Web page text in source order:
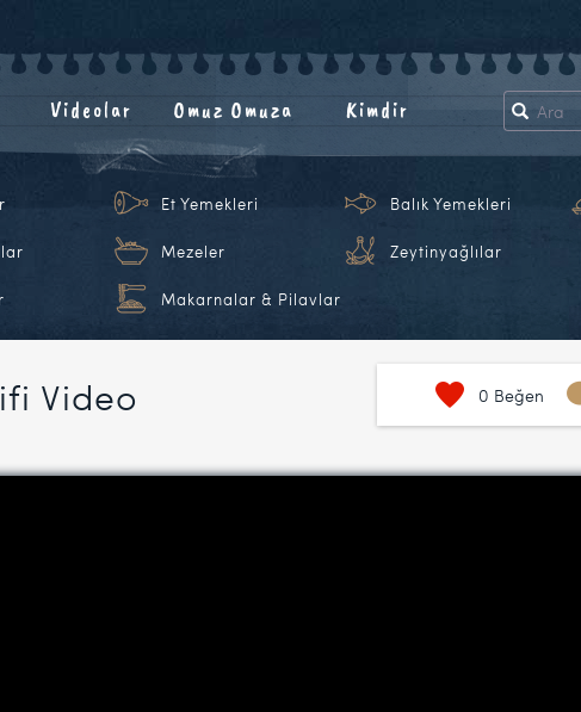
Videolar Omuz Omuza Kimdir
Et Yemekleri Balık Yemekleri
Mezeler Zeytinyağlılar
Makarnalar & Pilavlar
Video 0 Beğen